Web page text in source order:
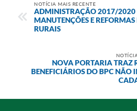
NOTÍCIA MAIS RECENTE
ADMINISTRAÇÃO 2017/2020
MANUTENÇÕES E
RURAIS
NOVA PORTARIA TRAZ
BENEFICIÁRIOS DO BPC NÃO